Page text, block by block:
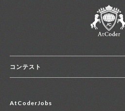
コンテスト
コンテスト一覧
AtCoderJobs